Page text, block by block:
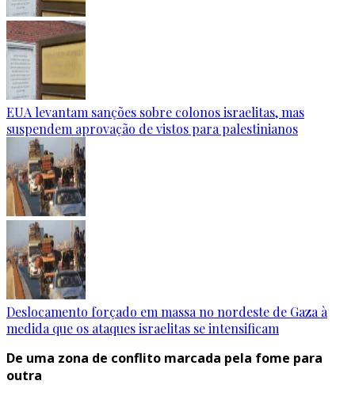
EUA levantam sanções sobre colonos israelitas, mas
suspendem aprovação de vistos para palestinianos
Deslocamento forçado em massa no nordeste de Gaza à
medida que os ataques israelitas se intensificam
De uma zona de conflito marcada pela fome para
outra